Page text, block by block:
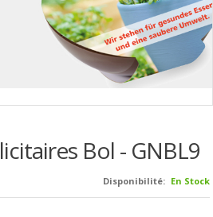
Bol - GNBL9
Disponibilité: En Stock